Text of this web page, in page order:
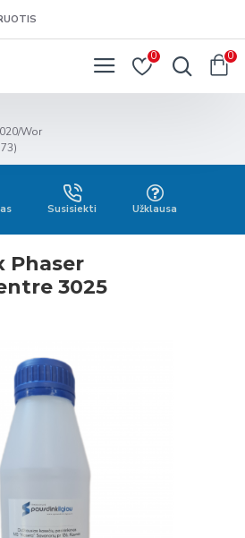
0 0
Wor
Susisiekti Užklausa
Phaser
3025